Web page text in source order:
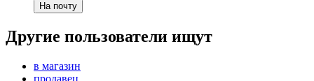
На почту
Другие пользователи ищут
в магазин
продавец